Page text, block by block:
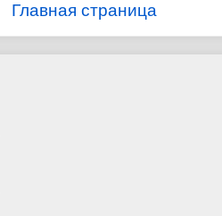
Главная страница